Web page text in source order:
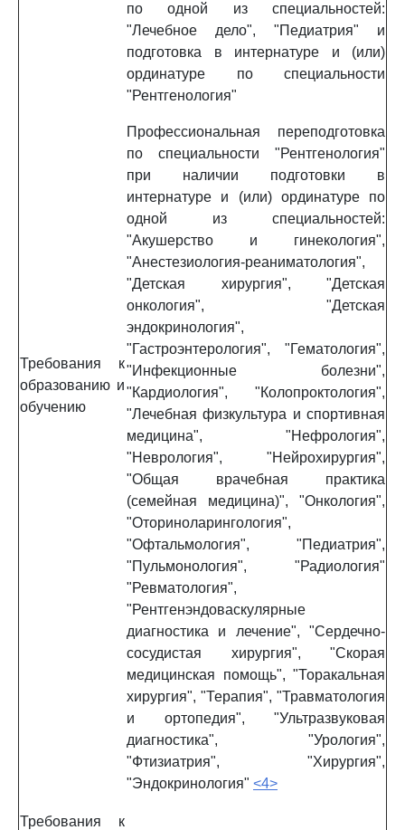
Требования к
образованию и
обучению
по одной из специальностей:
"Лечебное дело", "Педиатрия" и
подготовка в интернатуре и (или)
ординатуре по специальности
"Рентгенология"
Профессиональная переподготовка
по специальности "Рентгенология"
при наличии подготовки в
интернатуре и (или) ординатуре по
одной из специальностей:
"Акушерство и гинекология",
"Анестезиология-реаниматология",
"Детская хирургия", "Детская
онкология", "Детская
эндокринология",
"Гастроэнтерология", "Гематология",
"Инфекционные болезни",
"Кардиология", "Колопроктология",
"Лечебная физкультура и спортивная
медицина", "Нефрология",
"Неврология", "Нейрохирургия",
"Общая врачебная практика
(семейная медицина)", "Онкология",
"Оториноларингология",
"Офтальмология", "Педиатрия",
"Пульмонология", "Радиология"
"Ревматология",
"Рентгенэндоваскулярные
диагностика и лечение", "Сердечно-
сосудистая хирургия", "Скорая
медицинская помощь", "Торакальная
хирургия", "Терапия", "Травматология
и ортопедия", "Ультразвуковая
диагностика", "Урология",
"Фтизиатрия", "Хирургия",
"Эндокринология" <4>
Требования к